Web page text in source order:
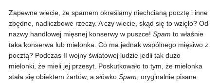
Zapewne wiecie, że spamem określamy niechcianą pocztę i inne
zbędne, nadliczbowe rzeczy. A czy wiecie, skąd się to wzięło? Od
nazwy handlowej mięsnej konserwy w puszce! Spam to właśnie
taka konserwa lub mielonka. Co ma jednak wspólnego mięsiwo z
pocztą? Podczas II wojny światowej ludzie jedli tak dużo
mielonki, że mieli jej przesyt. Poskutkowało to tym, że mielonka
stała się obiektem żartów, a słówko Spam, oryginalnie pisane